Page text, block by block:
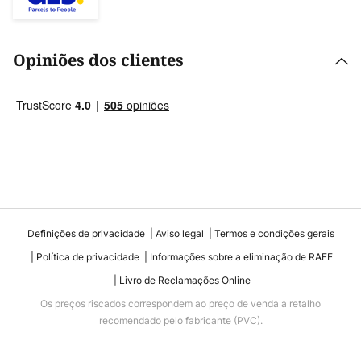
Opiniões dos clientes
Definições de privacidade Aviso legal
Termos e condições gerais
Política de privacidade
Informações sobre a eliminação de RAEE
Livro de Reclamações Online
Os preços riscados correspondem ao preço de venda a retalho
recomendado pelo fabricante (PVC).